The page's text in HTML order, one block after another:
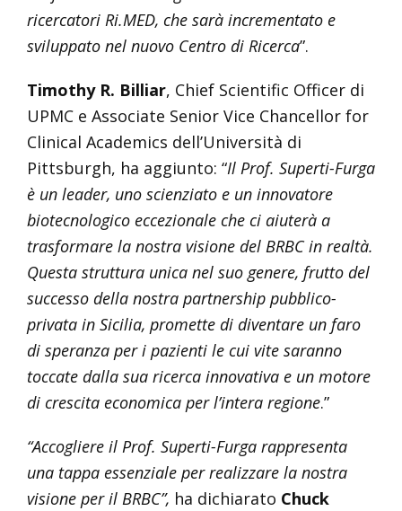
ricercatori Ri.MED, che sarà incrementato e
sviluppato nel nuovo Centro di Ricerca”.
Timothy R. Billiar, Chief Scientific Officer di
UPMC e Associate Senior Vice Chancellor for
Clinical Academics dell’Università di
Pittsburgh, ha aggiunto: “Il Prof. Superti-Furga
è un leader, uno scienziato e un innovatore
biotecnologico eccezionale che ci aiuterà a
trasformare la nostra visione del BRBC in realtà.
Questa struttura unica nel suo genere, frutto del
successo della nostra partnership pubblico-
privata in Sicilia, promette di diventare un faro
di speranza per i pazienti le cui vite saranno
toccate dalla sua ricerca innovativa e un motore
di crescita economica per l’intera regione.”
“Accogliere il Prof. Superti-Furga rappresenta
una tappa essenziale per realizzare la nostra
visione per il BRBC”, ha dichiarato Chuck